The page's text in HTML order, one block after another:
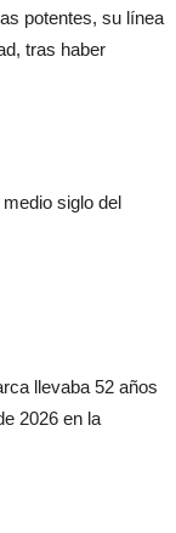
potentes, su línea
tras haber
siglo del
llevaba 52 años
2026 en la